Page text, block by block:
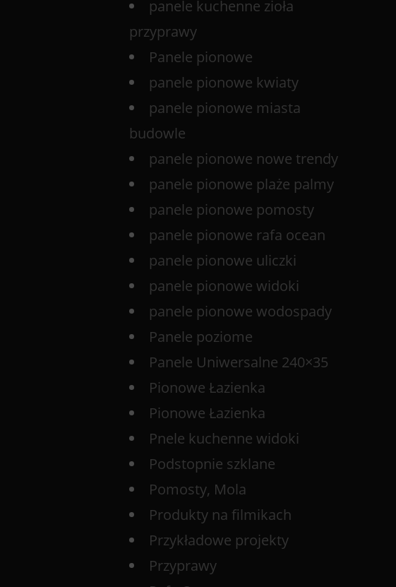
panele kuchenne zioła
przyprawy
Panele pionowe
panele pionowe kwiaty
panele pionowe miasta
budowle
panele pionowe nowe trendy
panele pionowe plaże palmy
panele pionowe pomosty
panele pionowe rafa ocean
panele pionowe uliczki
panele pionowe widoki
panele pionowe wodospady
Panele poziome
Panele Uniwersalne 240×35
Pionowe Łazienka
Pionowe Łazienka
Pnele kuchenne widoki
Podstopnie szklane
Pomosty, Mola
Produkty na filmikach
Przykładowe projekty
Przyprawy